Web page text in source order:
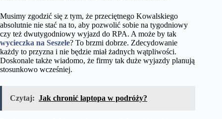
Musimy zgodzić się z tym, że przeciętnego Kowalskiego
absolutnie nie stać na to, aby pozwolić sobie na tygodniowy
czy też dwutygodniowy wyjazd do RPA. A może by tak
wycieczka na Seszele? To brzmi dobrze. Zdecydowanie
każdy to przyzna i nie będzie miał żadnych wątpliwości.
Doskonale także wiadomo, że firmy tak duże wyjazdy planują
stosunkowo wcześniej.
Czytaj: Jak chronić laptopa w podróży?